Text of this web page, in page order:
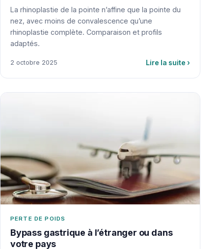
La rhinoplastie de la pointe n’affine que la pointe du
nez, avec moins de convalescence qu’une
rhinoplastie complète. Comparaison et profils
adaptés.
2 octobre 2025 Lire la suite ›
PERTE DE POIDS
Bypass gastrique à l’étranger ou dans
votre pays